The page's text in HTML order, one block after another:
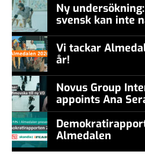
Ny
svensk kan inte
levande konstnär
Vi tackar
år!
Novus Group
appoints Ana
new CEO
Almedalen